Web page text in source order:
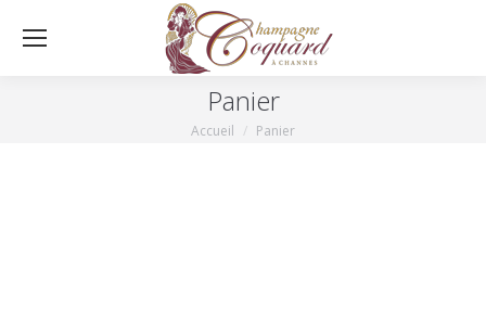
Panier
Vous êtes ici :
Accueil Panier